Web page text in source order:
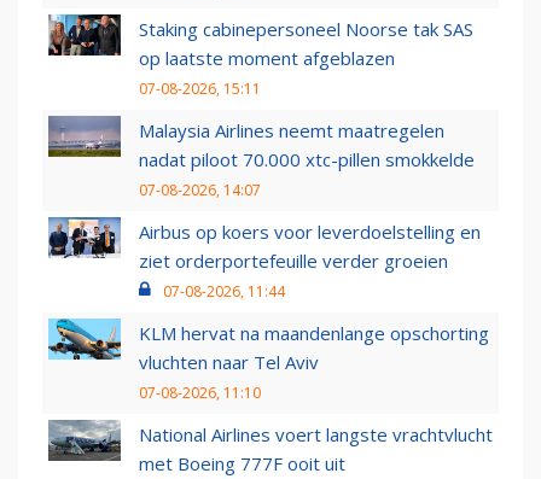
Staking cabinepersoneel Noorse tak SAS
op laatste moment afgeblazen
07-08-2026, 15:11
Malaysia Airlines neemt maatregelen
nadat piloot 70.000 xtc-pillen smokkelde
07-08-2026, 14:07
Airbus op koers voor leverdoelstelling en
ziet orderportefeuille verder groeien
07-08-2026, 11:44
KLM hervat na maandenlange opschorting
vluchten naar Tel Aviv
07-08-2026, 11:10
National Airlines voert langste vrachtvlucht
met Boeing 777F ooit uit